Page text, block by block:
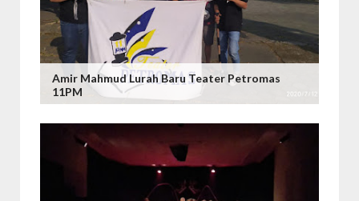
Amir Mahmud Lurah Baru Teater Petromas
11PM